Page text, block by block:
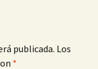
publicada. Los
*